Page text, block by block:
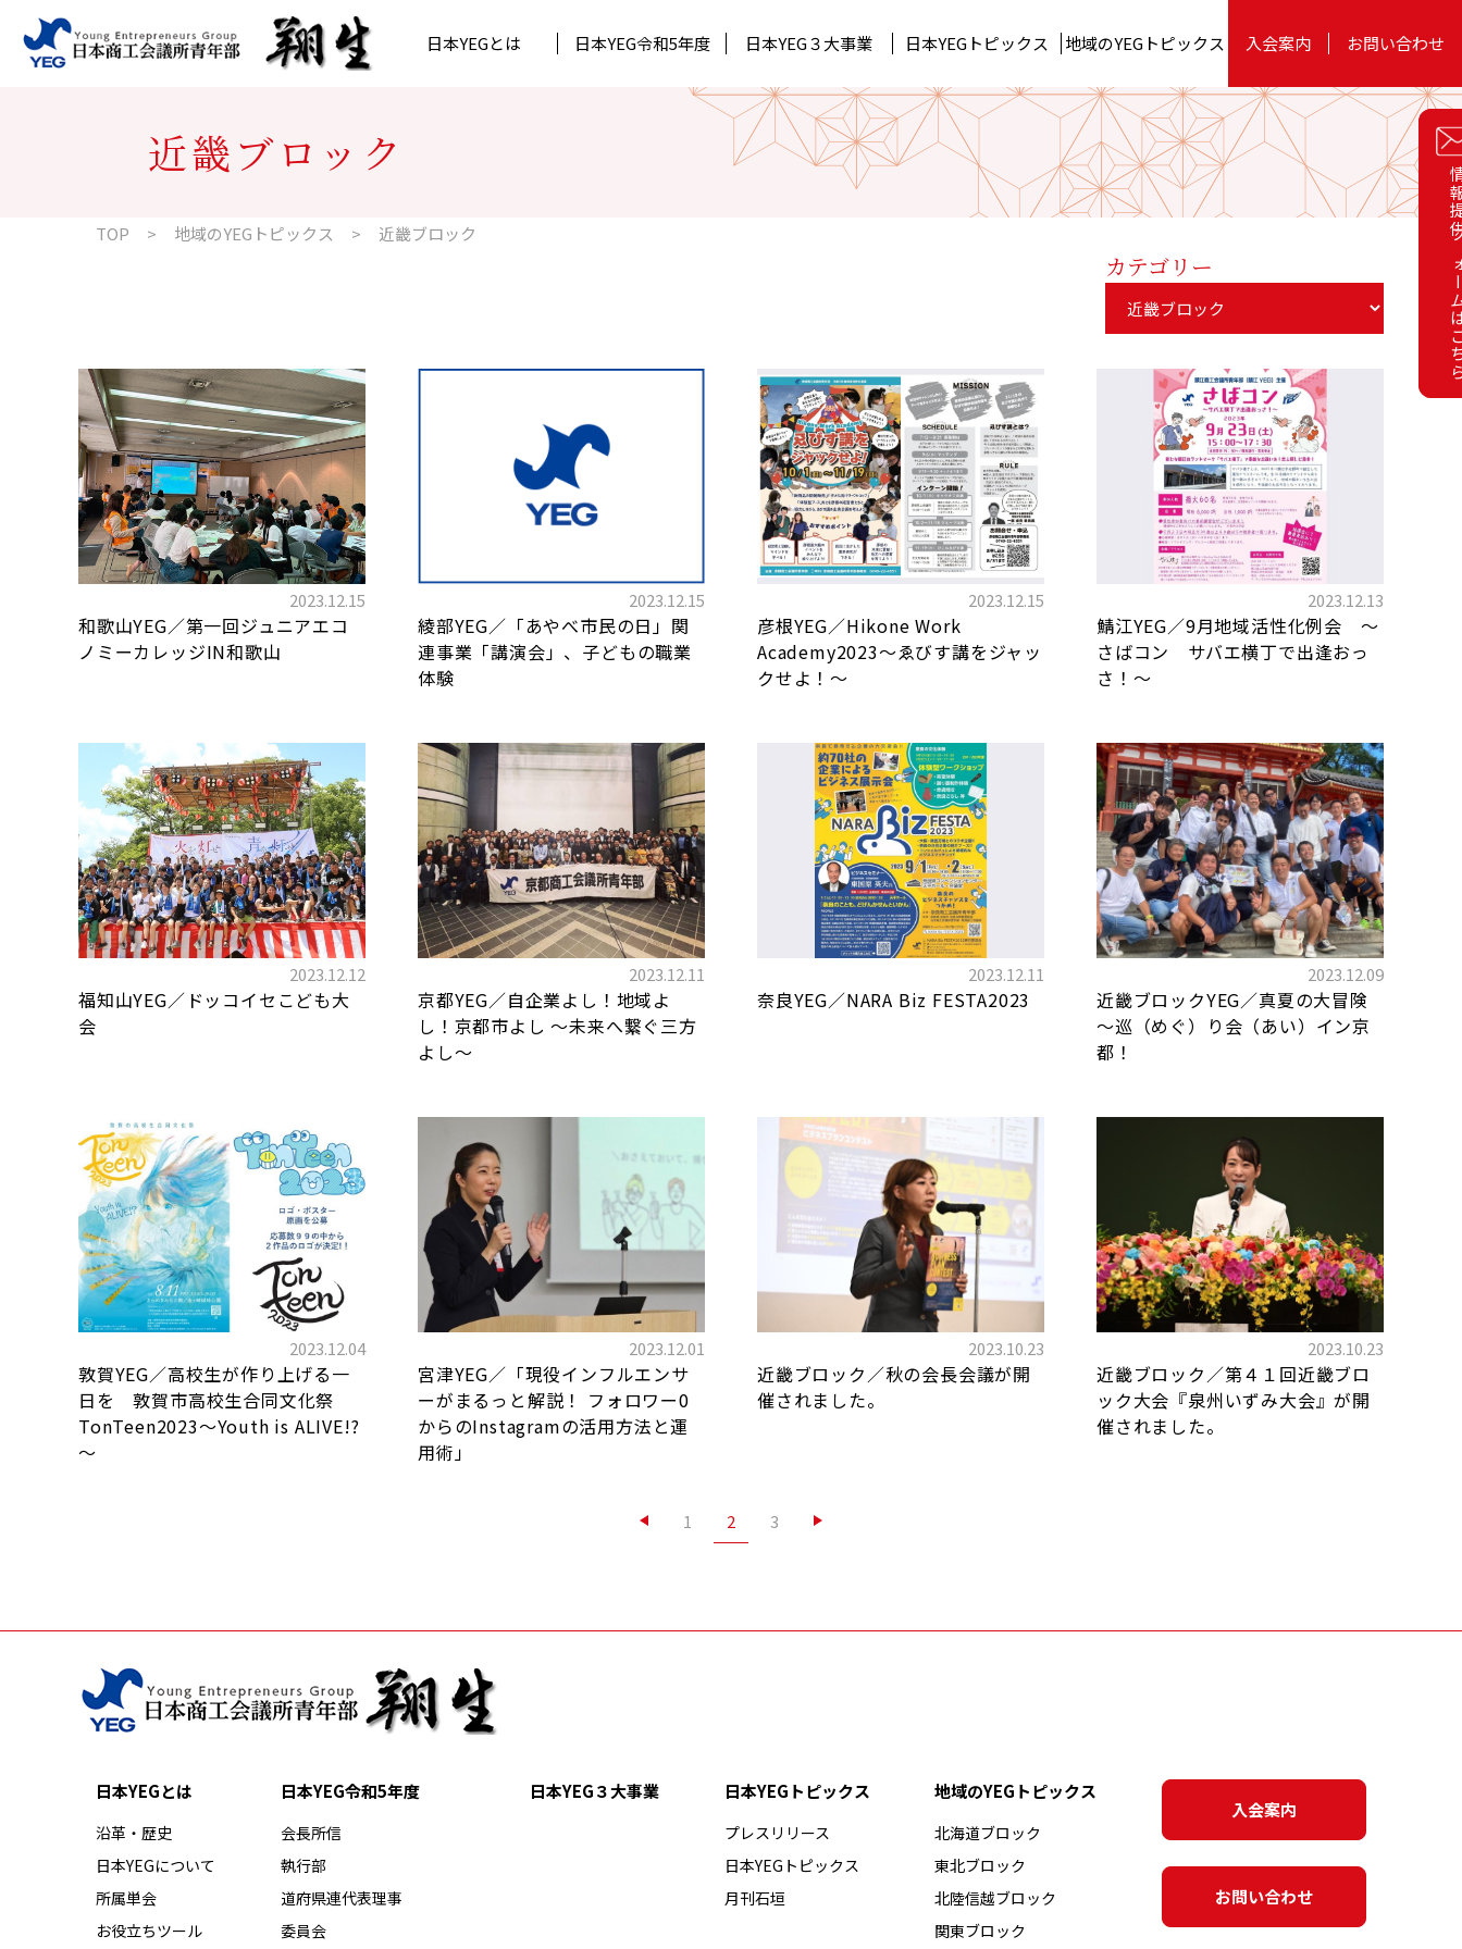
日本YEGとは
所属単会 お役立ちツール
日本YEG令和5年度
道府県連代表理事 委員会
持続可能な未来へ 日本YEG Action YEG BUSINESS EXPO 2023
日本YEG３大事業 日本YEG トピックス
月刊石垣
地域のYEGトピックス
北陸信越ブロック 関東ブロック
四国ブロック
九州ブロック
入会案内 お問い合わせ
近畿ブロック
TOP 地域のYEGトピックス 近畿ブロック
カテゴリー
2023.12.15
和歌山YEG／第一回ジュニアエコ
ノミーカレッジIN和歌山
2023.12.15
綾部YEG／「あやべ市民の日」関
連事業「講演会」、子どもの職業
体験
2023.12.15
彦根YEG／Hikone Work
Academy2023～ゑびす講をジャッ
クせよ！～
2023.12.13
鯖江YEG／9月地域活性化例会 〜
さばコン サバエ横丁で出逢おっ
さ！〜
2023.12.12
福知山YEG／ドッコイセこども大
会
2023.12.11
京都YEG／自企業よし！地域よ
し！京都市よし ～未来へ繋ぐ三方
よし～
2023.12.11
奈良YEG／NARA Biz FESTA2023
2023.12.09
近畿ブロックYEG／真夏の大冒険
～巡（めぐ）り会（あい）イン京
都！
2023.12.04
敦賀YEG／高校生が作り上げる一
日を 敦賀市高校生合同文化祭
TonTeen2023～Youth is ALIVE!?
～
2023.12.01
宮津YEG／「現役インフルエンサ
ーがまるっと解説！ フォロワー0
からのInstagramの活用方法と運
用術」
2023.10.23
近畿ブロック／秋の会長会議が開
催されました。
2023.10.23
近畿ブロック／第４１回近畿ブロ
ック大会『泉州いずみ大会』が開
催されました。
ー
ン
1 2 3
情報提
日本YEGとは
沿革・歴史
日本YEGについて
所属単会
お役立ちツール
日本YEG令和5年度
会長所信
執行部
道府県連代表理事
委員会
日本YEG３大事業 日本YEG トピックス
プレスリリース
日本YEGトピックス
月刊石垣
地域のYEG トピックス
北海道ブロック
東北ブロック
北陸信越ブロック
関東ブロック
入会案内
お問い合わせ
情報提